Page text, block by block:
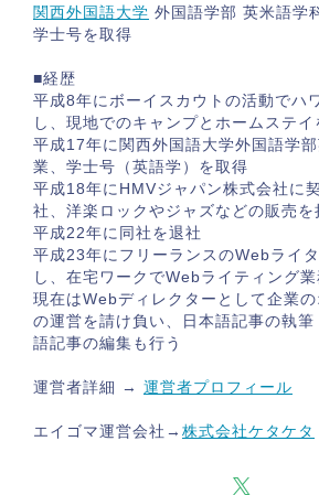
関西外国語大学 外国語学部 英米語学
学士号を取得
■経歴
平成8年にボーイスカウトの活動でハ
し、現地でのキャンプとホームステイ
平成17年に関西外国語大学外国語学
業、学士号（英語学）を取得
平成18年にHMVジャパン株式会社に
社、洋楽ロックやジャズなどの販売を
平成22年に同社を退社
平成23年にフリーランスのWebライ
し、在宅ワークでWebライティング業
現在はWebディレクターとして企業
の運営を請け負い、日本語記事の執
語記事の編集も行う
運営者詳細 → 運営者プロフィール
エイゴマ運営会社→ 株式会社ケタケタ